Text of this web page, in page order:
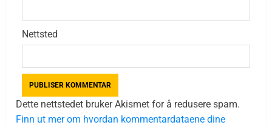
Nettsted
Dette nettstedet bruker Akismet for å redusere spam.
Finn ut mer om hvordan kommentardataene dine